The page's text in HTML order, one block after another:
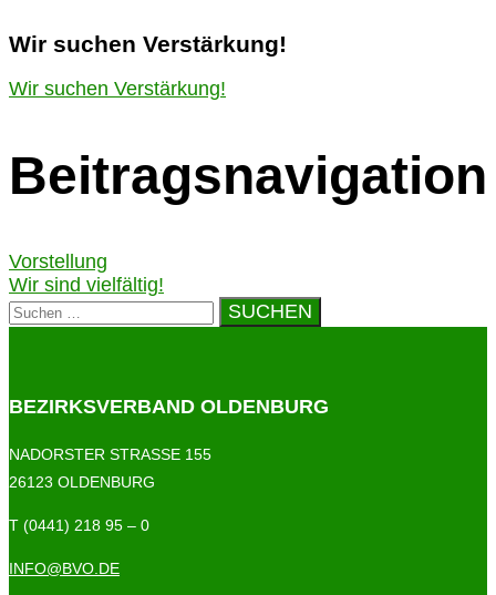
Wir suchen Verstärkung!
Wir suchen Verstärkung!
Beitragsnavigation
Vorstellung
Wir sind vielfältig!
BEZIRKSVERBAND OLDENBURG
NADORSTER STRASSE 155
26123 OLDENBURG
T (0441) 218 95 – 0
INFO@BVO.DE